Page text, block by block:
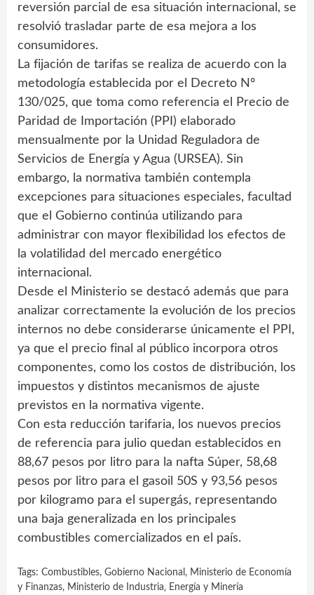
reversión parcial de esa situación internacional, se
resolvió trasladar parte de esa mejora a los
consumidores.
La fijación de tarifas se realiza de acuerdo con la
metodología establecida por el Decreto Nº
130/025, que toma como referencia el Precio de
Paridad de Importación (PPI) elaborado
mensualmente por la Unidad Reguladora de
Servicios de Energía y Agua (URSEA). Sin
embargo, la normativa también contempla
excepciones para situaciones especiales, facultad
que el Gobierno continúa utilizando para
administrar con mayor flexibilidad los efectos de
la volatilidad del mercado energético
internacional.
Desde el Ministerio se destacó además que para
analizar correctamente la evolución de los precios
internos no debe considerarse únicamente el PPI,
ya que el precio final al público incorpora otros
componentes, como los costos de distribución, los
impuestos y distintos mecanismos de ajuste
previstos en la normativa vigente.
Con esta reducción tarifaria, los nuevos precios
de referencia para julio quedan establecidos en
88,67 pesos por litro para la nafta Súper, 58,68
pesos por litro para el gasoil 50S y 93,56 pesos
por kilogramo para el supergás, representando
una baja generalizada en los principales
combustibles comercializados en el país.
Tags: Combustibles, Gobierno Nacional , Ministerio de Economía
y Finanzas, Ministerio de Industria‚ Energía y Minería